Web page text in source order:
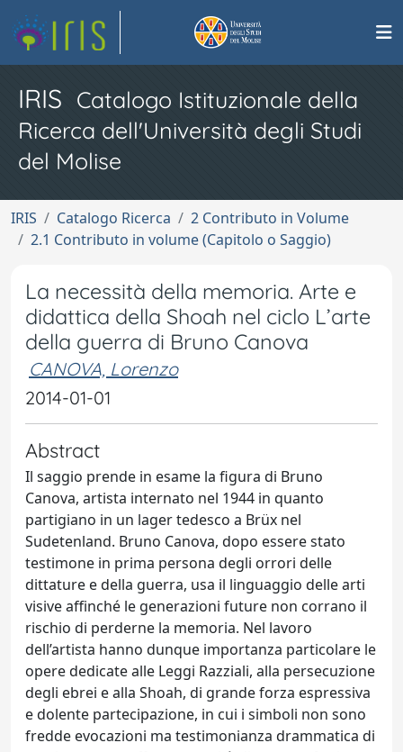
IRIS Catalogo Istituzionale della
Ricerca dell'Università degli Studi
del Molise
IRIS Catalogo Ricerca
2 Contributo in Volume
2.1 Contributo in volume (Capitolo o Saggio)
La necessità della memoria. Arte e
didattica della Shoah nel ciclo L’arte
della guerra di Bruno Canova
CANOVA, Lorenzo
2014-01-01
Abstract
Il saggio prende in esame la figura di Bruno
Canova, artista internato nel 1944 in quanto
partigiano in un lager tedesco a Brüx nel
Sudetenland. Bruno Canova, dopo essere stato
testimone in prima persona degli orrori delle
dittature e della guerra, usa il linguaggio delle arti
visive affinché le generazioni future non corrano il
rischio di perderne la memoria. Nel lavoro
dell’artista hanno dunque importanza particolare le
opere dedicate alle Leggi Razziali, alla persecuzione
degli ebrei e alla Shoah, di grande forza espressiva
e dolente partecipazione, in cui i simboli non sono
fredde evocazioni ma testimonianza drammatica di